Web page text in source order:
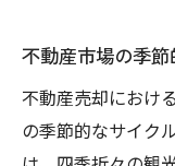
不動産市場の季
不動産売却におけ
の季節的なサイク